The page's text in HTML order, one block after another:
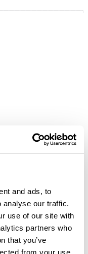
and ads, to
analyse our traffic.
use of our site with
partners who
that you’ve
from your use
alcuna recensione.
una recensione!